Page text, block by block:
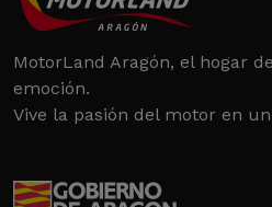
MotorLand Aragón, el hogar
emoción.
Vive la pasión del motor en